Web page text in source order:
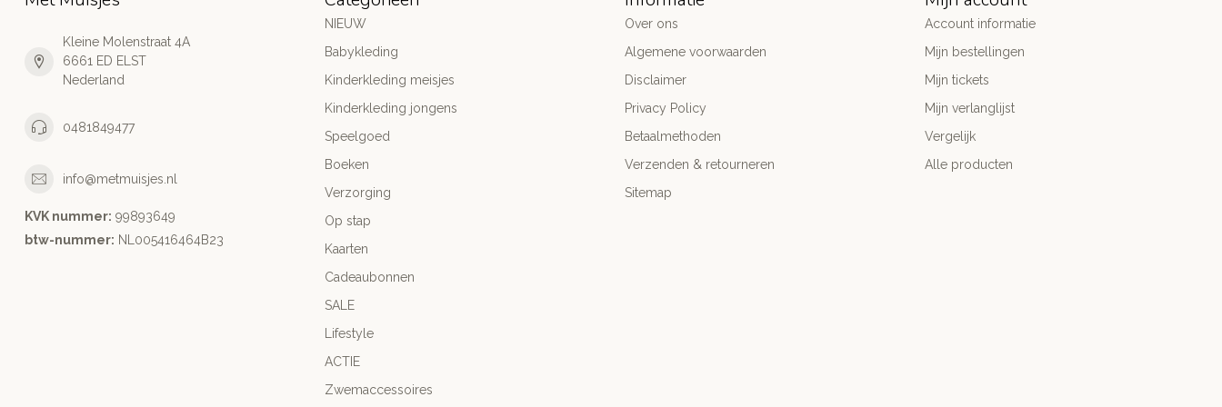
Kleine Molenstraat 4A
6661 ED ELST
Nederland
0481849477
info@metmuisjes.nl
KVK nummer: 99893649
btw-nummer: NL005416464B23
NIEUW
Babykleding
Kinderkleding meisjes
Kinderkleding jongens
Speelgoed
Boeken
Verzorging
Op stap
Kaarten
Cadeaubonnen
SALE
Lifestyle
ACTIE
Zwemaccessoires
Over ons
Algemene voorwaarden
Disclaimer
Privacy Policy
Betaalmethoden
Verzenden & retourneren
Sitemap
Account informatie
Mijn bestellingen
Mijn tickets
Mijn verlanglijst
Vergelijk
Alle producten